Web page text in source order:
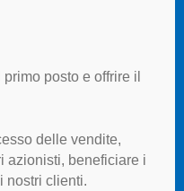
posto e offrire il
delle vendite,
azionisti, beneficiare i
nostri clienti.